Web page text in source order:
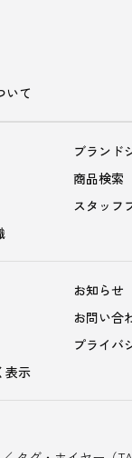
いて
ブランド
商品検索
スタッフ
お知らせ
お問い合
プライバ
表示